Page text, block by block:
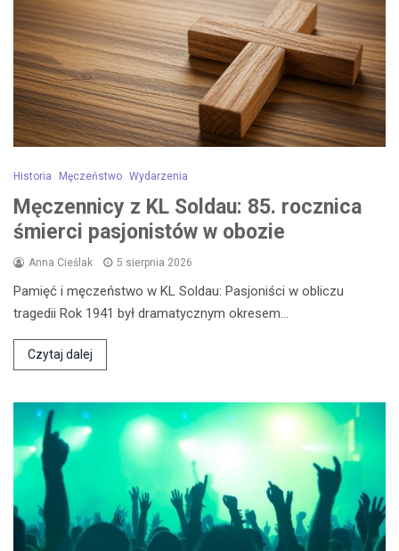
Historia Męczeństwo Wydarzenia
Męczennicy z KL Soldau: 85. rocznica
śmierci pasjonistów w obozie
Anna Cieślak 5 sierpnia 2026
Pamięć i męczeństwo w KL Soldau: Pasjoniści w obliczu
tragedii Rok 1941 był dramatycznym okresem…
Czytaj dalej